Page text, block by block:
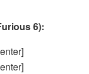
6):